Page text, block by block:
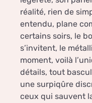
réalité, rien de
entendu, plane
certains soirs, le
s’invitent, le
moment, voilà
détails, tout
une surpiqûre
ceux qui sauvent